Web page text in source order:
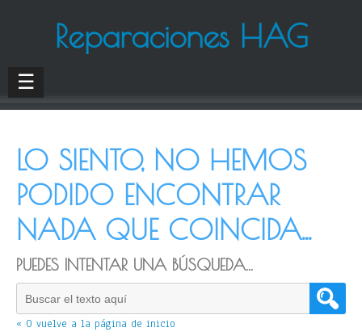
Reparaciones HAG
☰
LO SIENTO, NO HEMOS
PODIDO ENCONTRAR
NADA QUE COINCIDA...
PUEDES INTENTAR UNA BÚSQUEDA...
« O vuelve a la página de inicio